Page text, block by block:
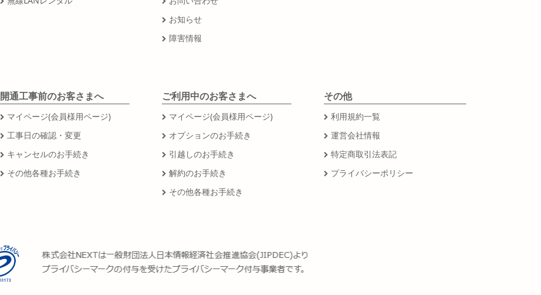
お知らせ
障害情報
開通工事前のお客さまへ
マイページ(会員様用ページ)
工事日の確認・変更
キャンセルのお手続き
その他各種お手続き
ご利用中のお客さまへ
マイページ(会員様用ページ)
オプションのお手続き
引越しのお手続き
解約のお手続き
その他各種お手続き
その他
利用規約一覧
運営会社情報
特定商取引法表記
プライバシーポリシー